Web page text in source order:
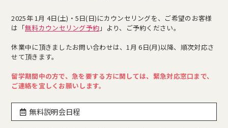
2025年 1月 4日(土)・5日(日)にカウンセリングを、ご希望のお客様
は「無料カウンセリング予約 」より、ご予約ください。
休業中に頂きましたお問い合わせは、1月 6日(月)以降、順次対応さ
せて頂きます。
留学期間中の方で、急を要する方に関しては、緊急対応窓口まで、
ご連絡を宜しくお願いします。
無料説明会日程